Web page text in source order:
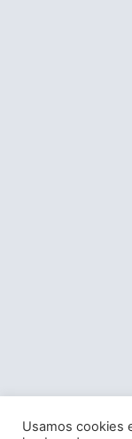
Usamos cookies